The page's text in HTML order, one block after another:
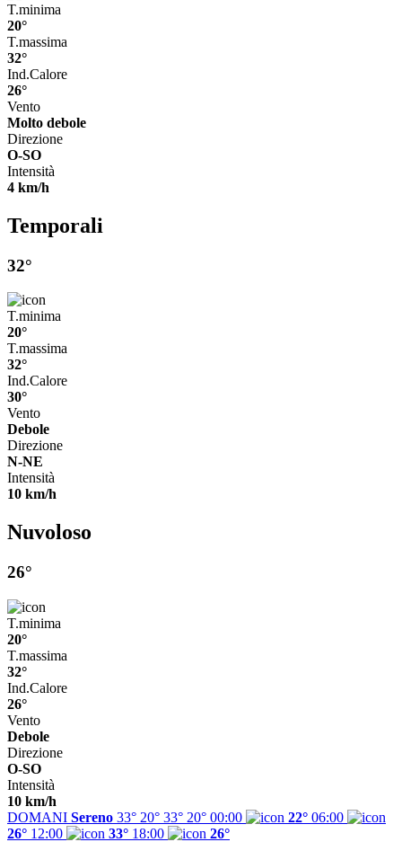
T.minima
20°
T.massima
32°
Ind.Calore
26°
Vento
Molto debole
Direzione
O-SO
Intensità
4 km/h
Temporali
32°
T.minima
20°
T.massima
32°
Ind.Calore
30°
Vento
Debole
Direzione
N-NE
Intensità
10 km/h
Nuvoloso
26°
T.minima
20°
T.massima
32°
Ind.Calore
26°
Vento
Debole
Direzione
O-SO
Intensità
10 km/h
DOMANI Sereno 33° 20° 33° 20° 00:00 22° 06:00
26° 12:00 33° 18:00
26°